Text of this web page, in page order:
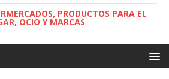
PRODUCTOS PARA EL
OCIO Y MARCAS